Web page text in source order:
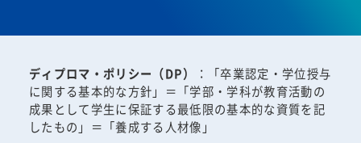
ディプロマ・ポリシー（DP）
：「卒業認定・学位授与
に関する基本的な方針」＝「学部・学科が教育活動の
成果として学生に保証する最低限の基本的な資質を記
したもの」＝「養成する人材像」